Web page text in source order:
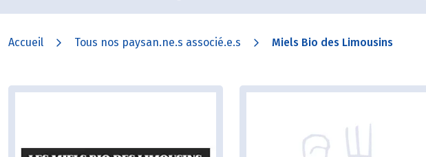
Accueil Tous nos paysan.ne.s associé.e.s Miels Bio des Limousins